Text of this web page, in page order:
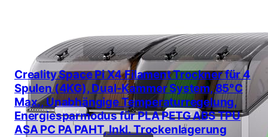
Creality Space Pi X4 Filament Trockner für 4
Spulen (4KG), Dual-Kammer System, 85°C
Max., Unabhängige Temperaturregelung,
Energiesparmodus für PLA PETG ABS TPU
ASA PC PA PAHT, Inkl. Trockenlagerung